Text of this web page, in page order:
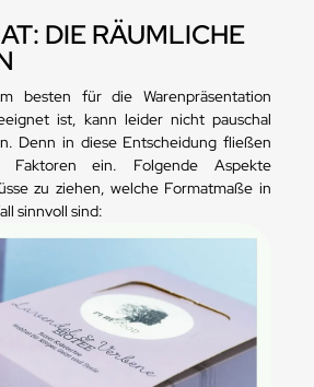
DIE RÄUMLICHE
besten für die Warenpräsentation
ist, kann leider nicht pauschal
Denn in diese Entscheidung fließen
Faktoren ein. Folgende Aspekte
zu ziehen, welche Formatmaße in
sinnvoll sind: